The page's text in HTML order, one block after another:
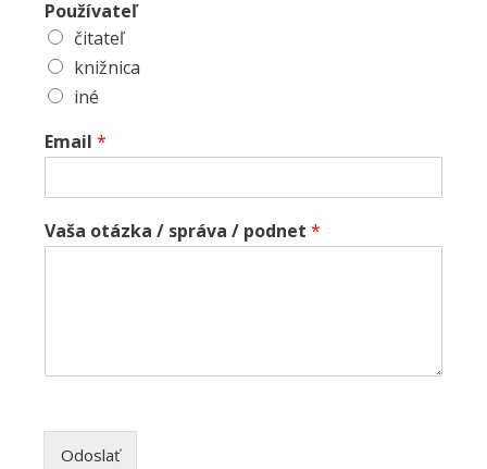
Používateľ
čitateľ
knižnica
iné
Email *
Vaša otázka / správa / podnet *
Odoslať